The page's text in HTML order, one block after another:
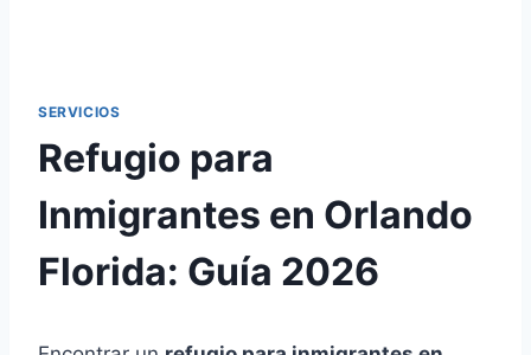
SERVICIOS
Refugio para
Inmigrantes en Orlando
Florida: Guía 2026